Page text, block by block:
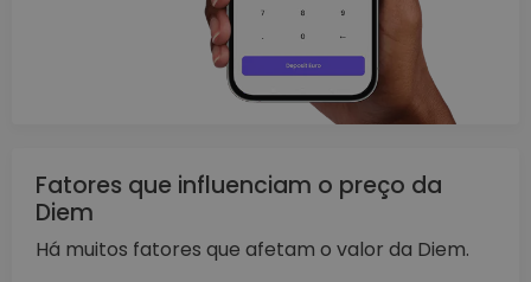
Fatores que influenciam o preço da
Diem
Há muitos fatores que afetam o valor da Diem.